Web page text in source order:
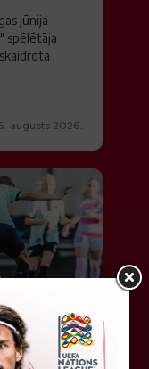
jūnija
spēlētāja
augusts 2026.